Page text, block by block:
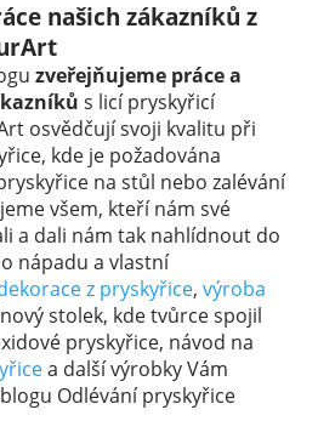
našich zákazníků z
zveřejňujeme práce a
s licí pryskyřicí
osvědčují svoji kvalitu při
kde je požadována
na stůl nebo zalévání
všem, kteří nám své
a dali nám tak nahlídnout do
nápadu a vlastní
z pryskyřice, výroba
stolek, kde tvůrce spojil
pryskyřice, návod na
a další výrobky Vám
Odlévání pryskyřice